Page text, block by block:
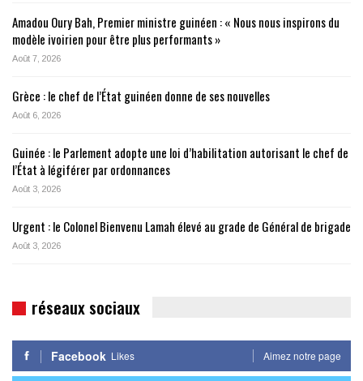
Amadou Oury Bah, Premier ministre guinéen : « Nous nous inspirons du
modèle ivoirien pour être plus performants »
Août 7, 2026
Grèce : le chef de l’État guinéen donne de ses nouvelles
Août 6, 2026
Guinée : le Parlement adopte une loi d’habilitation autorisant le chef de
l’État à légiférer par ordonnances
Août 3, 2026
Urgent : le Colonel Bienvenu Lamah élevé au grade de Général de brigade
Août 3, 2026
réseaux sociaux
Facebook Likes Aimez notre page